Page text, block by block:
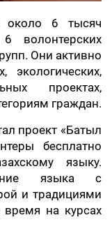
около 6 тысяч
волонтерских
Они активно
экологических,
проектах,
граждан.
проект «Батыл
бесплатно
языку.
языка с
и традициями
время на курсах